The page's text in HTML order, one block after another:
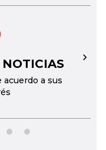
acuerdo a sus
→